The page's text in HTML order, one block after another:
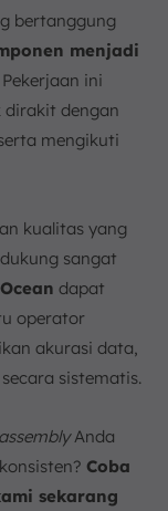
bertanggung
menjadi
Pekerjaan ini
dirakit dengan
mengikuti
kualitas yang
sangat
dapat
operator
akurasi data,
sistematis.
assemblyAnda
Coba
sekarang